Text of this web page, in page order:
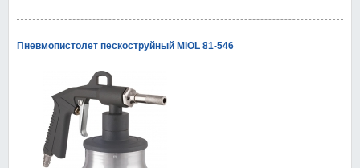
Пневмопистолет пескоструйный MIOL 81-546